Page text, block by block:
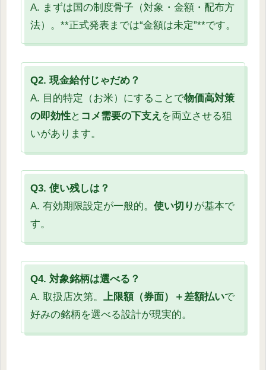
A. まずは国の制度骨子（対象・金額・配布方
法）。**正式発表までは“金額は未定”**です。
Q2. 現金給付じゃだめ？
A. 目的特定（お米）にすることで物価高対策
の即効性と コメ需要の下支え を両立させる狙
いがあります。
Q3. 使い残しは？
A. 有効期限設定が一般的。 使い切り が基本で
す。
Q4. 対象銘柄は選べる？
A. 取扱店次第。 上限額（券面）＋差額払いで
好みの銘柄を選べる設計が現実的。